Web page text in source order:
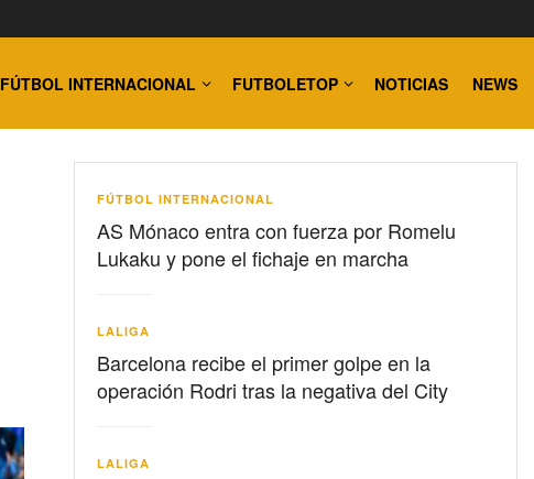
FÚTBOL INTERNACIONAL FUTBOLETOP NOTICIAS NEWS
FÚTBOL INTERNACIONAL
AS Mónaco entra con fuerza por Romelu
Lukaku y pone el fichaje en marcha
LALIGA
Barcelona recibe el primer golpe en la
operación Rodri tras la negativa del City
LALIGA